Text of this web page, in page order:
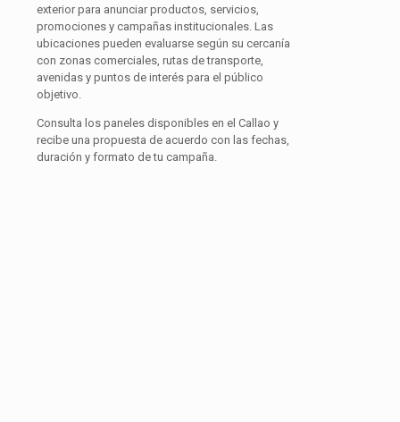
exterior para anunciar productos, servicios,
promociones y campañas institucionales. Las
ubicaciones pueden evaluarse según su cercanía
con zonas comerciales, rutas de transporte,
avenidas y puntos de interés para el público
objetivo.
Consulta los paneles disponibles en el Callao y
recibe una propuesta de acuerdo con las fechas,
duración y formato de tu campaña.